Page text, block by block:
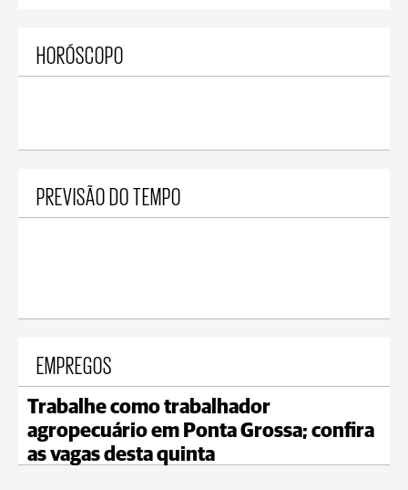
HORÓSCOPO
PREVISÃO DO TEMPO
EMPREGOS
Trabalhe como trabalhador
agropecuário em Ponta Grossa; confira
as vagas desta quinta